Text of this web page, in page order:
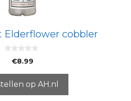
Elderflower cobbler
5
€8.99
op AH.nl